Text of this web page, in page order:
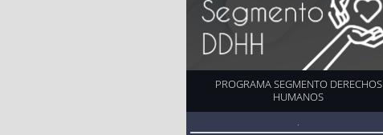
PROGRAMA SEGMENTO DERECHOS
HUMANOS
.